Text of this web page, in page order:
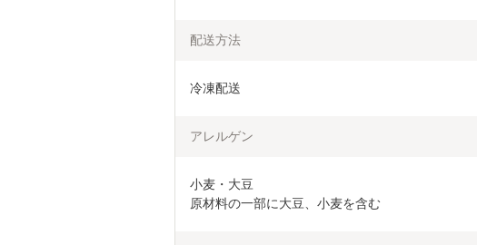
配送方法
冷凍配送
アレルゲン
小麦・大豆
原材料の一部に大豆、小麦を含む